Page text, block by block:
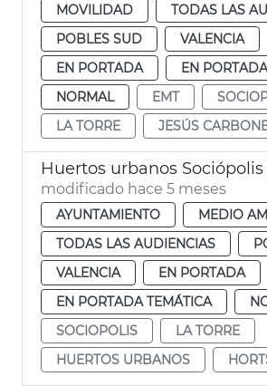
MOVILIDAD
TODAS LAS
POBLES SUD
VALENCIA
EN PORTADA
EN
NORMAL
EMT
LA TORRE
JESÚS
Huertos urbanos Sociópolis
modificado hace 5 meses
AYUNTAMIENTO
MEDIO
TODAS LAS AUDIENCIAS
VALENCIA
EN PORTADA
EN PORTADA TEMÁTICA
SOCIOPOLIS
LA TORRE
HUERTOS URBANOS